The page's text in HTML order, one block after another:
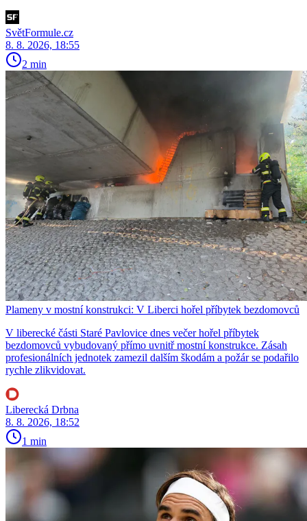
SvětFormule.cz
8. 8. 2026, 18:55
2 min
Plameny v mostní konstrukci: V Liberci hořel příbytek bezdomovců
V liberecké části Staré Pavlovice dnes večer hořel příbytek
bezdomovců vybudovaný přímo uvnitř mostní konstrukce. Zásah
profesionálních jednotek zamezil dalším škodám a požár se podařilo
rychle zlikvidovat.
Liberecká Drbna
8. 8. 2026, 18:52
1 min